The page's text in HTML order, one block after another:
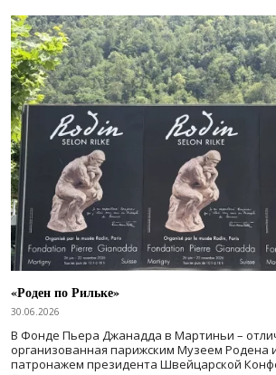
«Роден по Рильке»
30.06.2026
В Фонде Пьера Джанадда в Мартиньи –
организованная парижским Музеем Родена
патронажем президента Швейцарской